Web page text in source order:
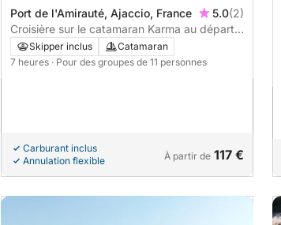
Port de l'Amirauté, Ajaccio, France 5.0(2)
Croisière sur le catamaran Karma au départ
d’Ajaccio – petit comité
Skipper inclus
Catamaran
7 heures · Pour des groupes de 11 personnes
Carburant inclus
Annulation flexible
À partir de 117 €